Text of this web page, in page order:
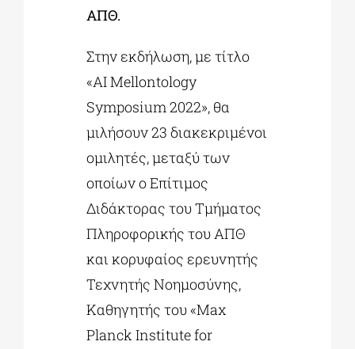
ΑΠΘ.
Στην εκδήλωση, με τίτλο
«AI Mellontology
Symposium 2022», θα
μιλήσουν 23 διακεκριμένοι
ομιλητές, μεταξύ των
οποίων ο Επίτιμος
Διδάκτορας του Τμήματος
Πληροφορικής του ΑΠΘ
και κορυφαίος ερευνητής
Τεχνητής Νοημοσύνης,
Καθηγητής του «Max
Planck Institute for